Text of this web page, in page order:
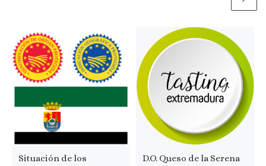
Situación de los
D.O. Queso de la Serena